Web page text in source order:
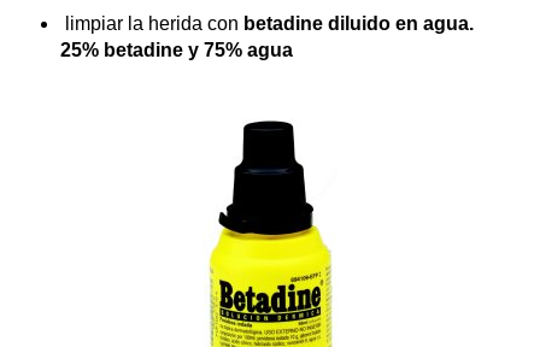
limpiar la herida con betadine diluido en agua.
25% betadine y 75% agua